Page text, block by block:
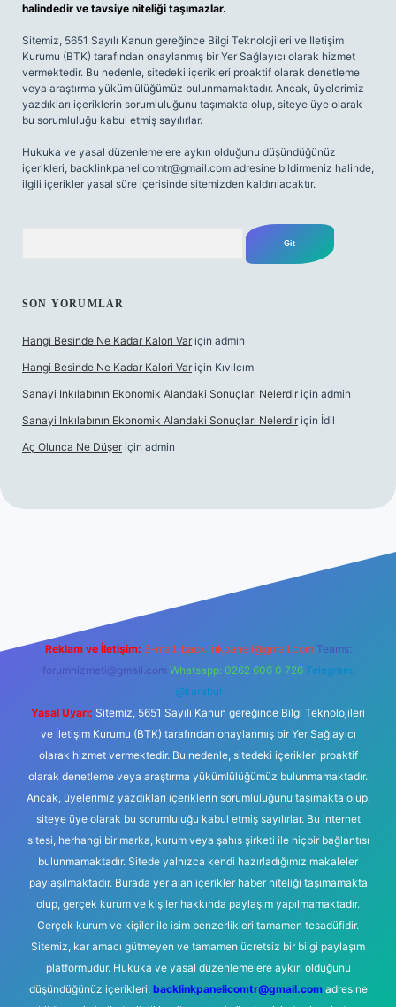
halindedir ve tavsiye niteliği taşımazlar.
Sitemiz, 5651 Sayılı Kanun gereğince Bilgi Teknolojileri ve İletişim
Kurumu (BTK) tarafından onaylanmış bir Yer Sağlayıcı olarak hizmet
vermektedir. Bu nedenle, sitedeki içerikleri proaktif olarak denetleme
veya araştırma yükümlülüğümüz bulunmamaktadır. Ancak, üyelerimiz
yazdıkları içeriklerin sorumluluğunu taşımakta olup, siteye üye olarak
bu sorumluluğu kabul etmiş sayılırlar.
Hukuka ve yasal düzenlemelere aykırı olduğunu düşündüğünüz
içerikleri, backlinkpanelicomtr@gmail.com adresine bildirmeniz halinde,
ilgili içerikler yasal süre içerisinde sitemizden kaldırılacaktır.
SON YORUMLAR
Hangi Besinde Ne Kadar Kalori Var için admin
Hangi Besinde Ne Kadar Kalori Var için Kıvılcım
Sanayi Inkılabının Ekonomik Alandaki Sonuçları Nelerdir için admin
Sanayi Inkılabının Ekonomik Alandaki Sonuçları Nelerdir için İdil
Aç Olunca Ne Düşer için admin
Reklam ve İletişim: E-mail: backlinkpaneli@gmail.com Teams:
forumhizmeti@gmail.com Whatsapp: 0262 606 0 726 Telegram:
@karabul
Yasal Uyarı: Sitemiz, 5651 Sayılı Kanun gereğince Bilgi Teknolojileri
ve İletişim Kurumu (BTK) tarafından onaylanmış bir Yer Sağlayıcı
olarak hizmet vermektedir. Bu nedenle, sitedeki içerikleri proaktif
olarak denetleme veya araştırma yükümlülüğümüz bulunmamaktadır.
Ancak, üyelerimiz yazdıkları içeriklerin sorumluluğunu taşımakta olup,
siteye üye olarak bu sorumluluğu kabul etmiş sayılırlar. Bu internet
sitesi, herhangi bir marka, kurum veya şahıs şirketi ile hiçbir bağlantısı
bulunmamaktadır. Sitede yalnızca kendi hazırladığımız makaleler
paylaşılmaktadır. Burada yer alan içerikler haber niteliği taşımamakta
olup, gerçek kurum ve kişiler hakkında paylaşım yapılmamaktadır.
Gerçek kurum ve kişiler ile isim benzerlikleri tamamen tesadüfidir.
Sitemiz, kar amacı gütmeyen ve tamamen ücretsiz bir bilgi paylaşım
platformudur. Hukuka ve yasal düzenlemelere aykırı olduğunu
düşündüğünüz içerikleri, backlinkpanelicomtr@gmail.comadresine